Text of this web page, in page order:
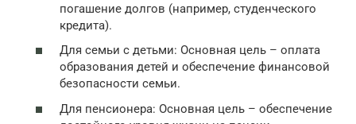
погашение долгов (например, студенческого
кредита).
Для семьи с детьми: Основная цель – оплата
образования детей и обеспечение финансовой
безопасности семьи.
Для пенсионера: Основная цель – обеспечение